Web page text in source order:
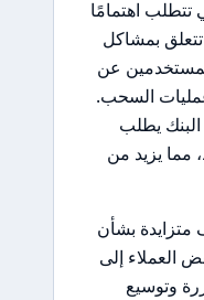
اهتمامًا
بمشاكل
عن
السحب.
يطلب
يزيد من
متزايدة بشأن
العملاء إلى
وتوسيع